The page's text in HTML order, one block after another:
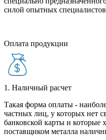
силой опытных
Оплата продукции
1. Наличный расчет
Такая форма оплаты -
частных лиц, у которых нет
банковской карты и которые
поставщиком металла